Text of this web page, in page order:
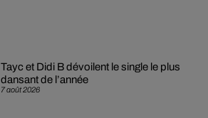
7 août 2026
Tayc et Didi B dévoilent le single le plus
dansant de l’année